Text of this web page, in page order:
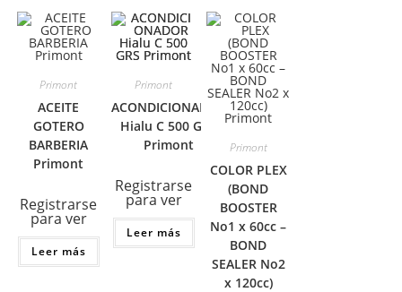
Primont
ACEITE
GOTERO
BARBERIA
Primont
Registrarse
para ver
Leer más
Primont
ACONDICIONADOR
Hialu C 500 GRS
Primont
Registrarse
para ver
Leer más
Primont
COLOR PLEX
(BOND
BOOSTER
No1 x 60cc –
BOND
SEALER No2
x 120cc)